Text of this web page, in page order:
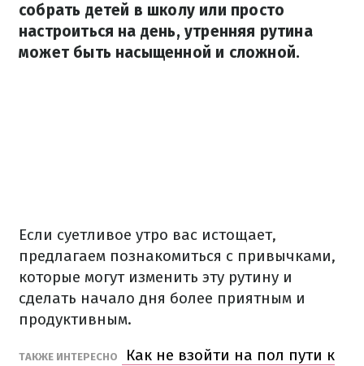
собрать детей в школу или просто
настроиться на день, утренняя рутина
может быть насыщенной и сложной.
Если суетливое утро вас истощает,
предлагаем познакомиться с привычками,
которые могут изменить эту рутину и
сделать начало дня более приятным и
продуктивным.
ТАКЖЕ ИНТЕРЕСНО
Как не взойти на пол пути к